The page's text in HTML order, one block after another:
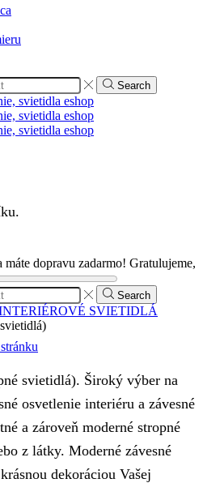
Search
máte dopravu zadarmo! Gratulujeme,
Search
SVIETIDLÁ
svietidlá). Široký výber na
osvetlenie interiéru a závesné
a zároveň moderné stropné
z látky. Moderné závesné
dekoráciou Vašej